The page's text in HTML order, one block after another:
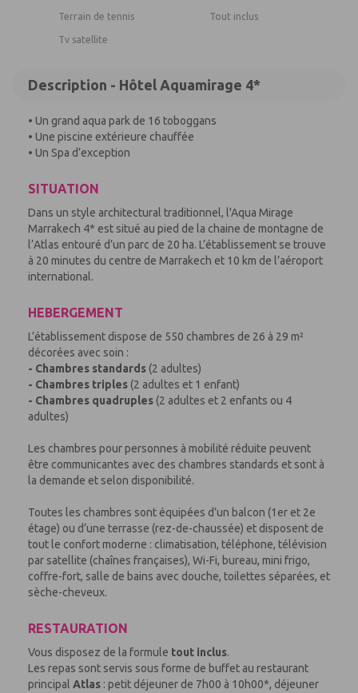
Terrain de tennis Tout inclus
Tv satellite
Description - Hôtel Aquamirage 4*
• Un grand aqua park de 16 toboggans
• Une piscine extérieure chauffée
• Un Spa d’exception
SITUATION
Dans un style architectural traditionnel, l'Aqua Mirage
Marrakech 4* est situé au pied de la chaine de montagne de
l’Atlas entouré d’un parc de 20 ha. L’établissement se trouve
à 20 minutes du centre de Marrakech et 10 km de l’aéroport
international.
HEBERGEMENT
L’établissement dispose de 550 chambres de 26 à 29 m²
décorées avec soin :
- Chambres standards(2 adultes)
- Chambres triples(2 adultes et 1 enfant)
- Chambres quadruples(2 adultes et 2 enfants ou 4
adultes)
Les chambres pour personnes à mobilité réduite peuvent
être communicantes avec des chambres standards et sont à
la demande et selon disponibilité.
Toutes les chambres sont équipées d’un balcon (1er et 2e
étage) ou d’une terrasse (rez-de-chaussée) et disposent de
tout le confort moderne : climatisation, téléphone, télévision
par satellite (chaînes françaises), Wi-Fi, bureau, mini frigo,
coffre-fort, salle de bains avec douche, toilettes séparées, et
sèche-cheveux.
RESTAURATION
Vous disposez de la formule tout inclus.
Les repas sont servis sous forme de buffet au restaurant
principal Atlas : petit déjeuner de 7h00 à 10h00*, déjeuner